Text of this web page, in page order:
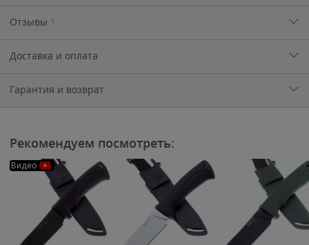
Отзывы 1
Доставка и оплата
Гарантия и возврат
Рекомендуем посмотреть:
Видео